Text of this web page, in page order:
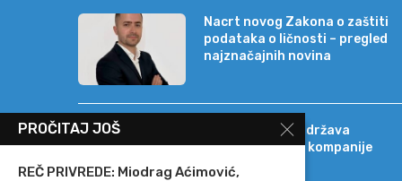
Nacrt novog Zakona o zaštiti
podataka o ličnosti – pregled
najznačajnih novina
Banca Intesa podržava
strateški razvoj kompanije
Sat-Trakt
PROČITAJ JOŠ
REČ PRIVREDE: Miodrag Aćimović,